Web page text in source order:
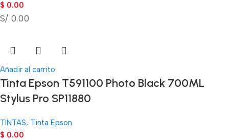
$ 0.00
S/ 0.00
Añadir al carrito
Tinta Epson T591100 Photo Black 700ML
Stylus Pro SP11880
TINTAS, Tinta Epson
$ 0.00